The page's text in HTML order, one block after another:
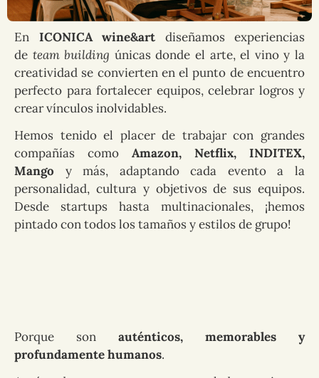
En ICONICA wine&art diseñamos experiencias
de team building únicas donde el arte, el vino y la
creatividad se convierten en el punto de encuentro
perfecto para fortalecer equipos, celebrar logros y
crear vínculos inolvidables.
Hemos tenido el placer de trabajar con grandes
compañías como Amazon, Netflix, INDITEX,
Mango y más, adaptando cada evento a la
personalidad, cultura y objetivos de sus equipos.
Desde startups hasta multinacionales, ¡hemos
pintado con todos los tamaños y estilos de grupo!
Porque son auténticos, memorables y
profundamente humanos.